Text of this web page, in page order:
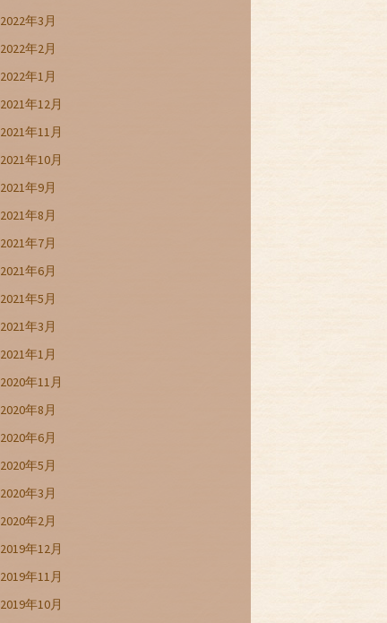
2022年3月
2022年2月
2022年1月
2021年12月
2021年11月
2021年10月
2021年9月
2021年8月
2021年7月
2021年6月
2021年5月
2021年3月
2021年1月
2020年11月
2020年8月
2020年6月
2020年5月
2020年3月
2020年2月
2019年12月
2019年11月
2019年10月